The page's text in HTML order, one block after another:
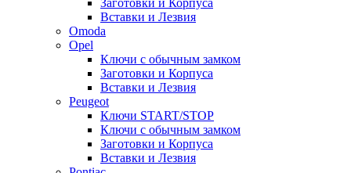
Заготовки и Корпуса
Вставки и Лезвия
Omoda
Opel
Ключи с обычным замком
Заготовки и Корпуса
Вставки и Лезвия
Peugeot
Ключи START/STOP
Ключи с обычным замком
Заготовки и Корпуса
Вставки и Лезвия